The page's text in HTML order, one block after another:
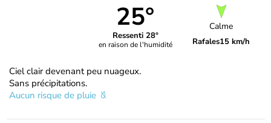
25°
Ressenti 28°
en raison de l'humidité
Calme
Rafales15 km/h
Ciel clair devenant peu nuageux.
Sans précipitations.
Aucun risque de pluie